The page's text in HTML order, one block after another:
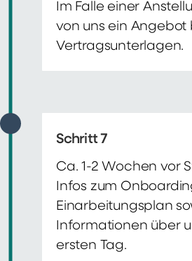
Im Falle einer
von uns ein Angebot
Vertragsunterlagen.
Schritt 7
Ca. 1-2 Wochen vor
Infos zum
Einarbeitungsplan
Informationen über
ersten Tag.